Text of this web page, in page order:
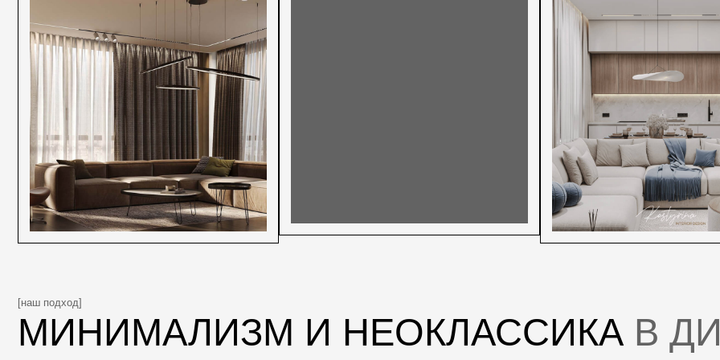
МИНИМАЛИЗМ И НЕОКЛАССИКАВ
ИНТЕРЬЕРА ЗАГОРОДНОГО ДОМА
Минималистичные интерьеры загородных домов премиум-класса отличаются своей
элегантностью, сочетающей простоту форм с высочайшим уровнем комфорта
и удобства. Стремление к чистоте восприятия пространства выражается в отказе
от излишнего декора и максимальном внимании к качеству используемых материалов
и продуманному дизайну каждого элемента обстановки.
В неоклассическом стиле интерьер строится вокруг принципа симметрии и четких
пропорций. Все элементы располагаются зеркально относительно центральной оси
комнаты. Используются традиционные элементы архитектуры и декора: колонны,
карнизы, молдинги, лепнина, классические узоры (например, розетки, меандр).
Несмотря на различие подходов, минимализм и неоклассику легко объединить
в одном пространстве, учитывая общие черты: стремление к гармонии пропорций,
любви к качественным материалам и связи с внешним миром посредством больших